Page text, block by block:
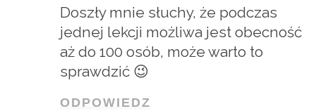
Doszły mnie słuchy, że podczas
jednej lekcji możliwa jest obecność
aż do 100 osób, może warto to
sprawdzić 😉
ODPOWIEDZ